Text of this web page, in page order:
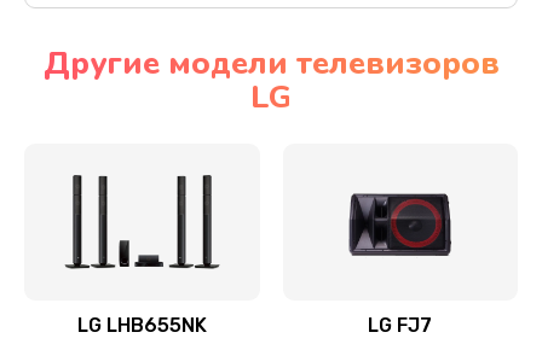
Ремонт механики привода
Ремонт / замена кнопок, клавиш, индикаторов,
Другие модели телевизоров
LG
LG LHB655NK LG FJ7